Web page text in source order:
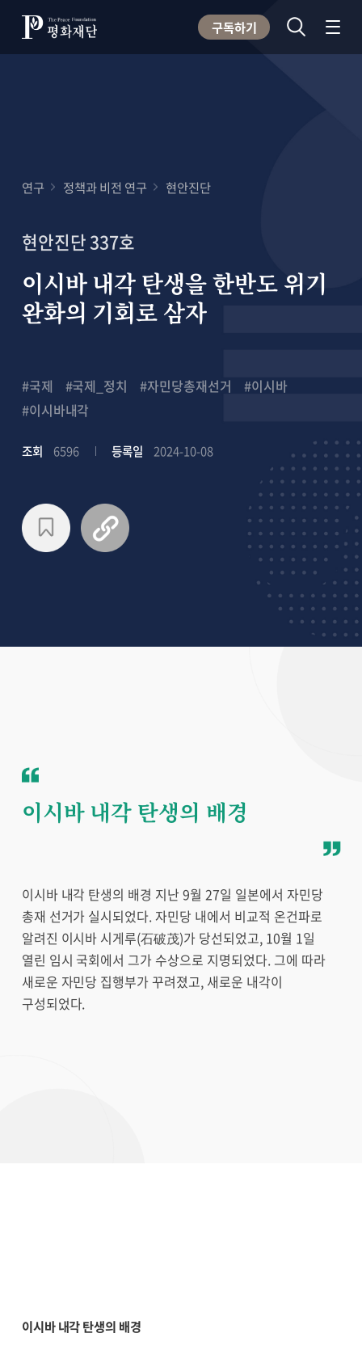
구독하기
연구 정책과 비전 연구 현안진단
현안진단 337호
이시바 내각 탄생을 한반도 위기
완화의 기회로 삼자
#국제 #국제_정치 #자민당총재선거
#이시바
#이시바내각
조회 6596 등록일 2024-10-08
이시바 내각 탄생의 배경
이시바 내각 탄생의 배경 지난 9월 27일 일본에서 자민당
총재 선거가 실시되었다. 자민당 내에서 비교적 온건파로
알려진 이시바 시게루(石破茂)가 당선되었고, 10월 1일
열린 임시 국회에서 그가 수상으로 지명되었다. 그에 따라
새로운 자민당 집행부가 꾸려졌고, 새로운 내각이
구성되었다.
이시바 내각 탄생의 배경